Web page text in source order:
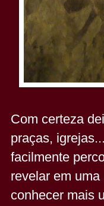
Com certeza
praças,
facilmente
revelar em
conhecer mais